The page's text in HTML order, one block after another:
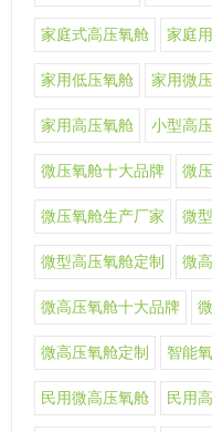
家庭式高压氧舱 家庭
家用低压氧舱 家用微
家用高压氧舱 小型高
微压氧舱十大品牌 微
微压氧舱生产厂家 微
微型高压氧舱定制 微
微高压氧舱十大品牌
微高压氧舱定制 智能
民用微高压氧舱 民用